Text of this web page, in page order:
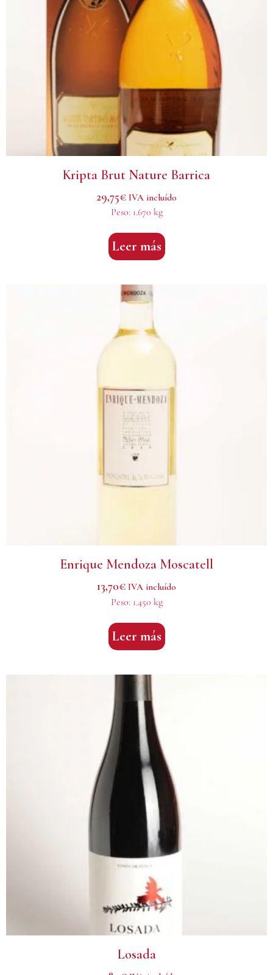
Kripta Brut Nature Barrica
29,75€ IVA incluído
Peso:1.670 kg
Leer más
Enrique Mendoza Moscatell
13,70€ IVA incluído
Peso:1.450 kg
Leer más
Losada